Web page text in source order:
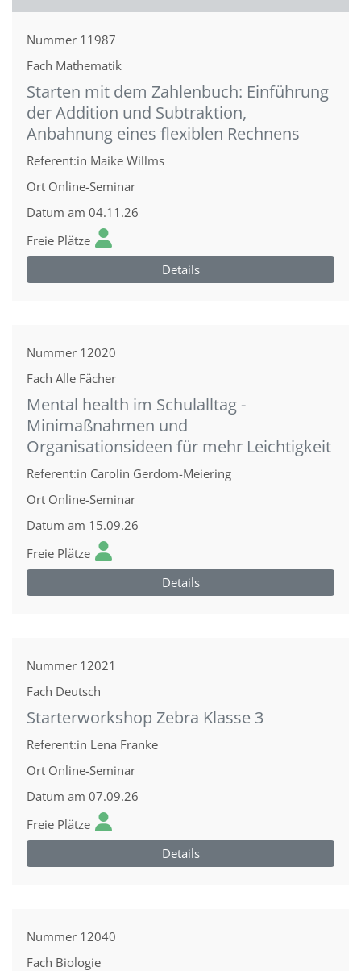
Nummer 11987
Fach Mathematik
Starten mit dem Zahlenbuch: Einführung
der Addition und Subtraktion,
Anbahnung eines flexiblen Rechnens
Referent:in Maike Willms
Ort Online-Seminar
Datum am 04.11.26
Freie Plätze
Details
Nummer 12020
Fach Alle Fächer
Mental health im Schulalltag -
Minimaßnahmen und
Organisationsideen für mehr Leichtigkeit
Referent:in Carolin Gerdom-Meiering
Ort Online-Seminar
Datum am 15.09.26
Freie Plätze
Details
Nummer 12021
Fach Deutsch
Starterworkshop Zebra Klasse 3
Referent:in Lena Franke
Ort Online-Seminar
Datum am 07.09.26
Freie Plätze
Details
Nummer 12040
Fach Biologie